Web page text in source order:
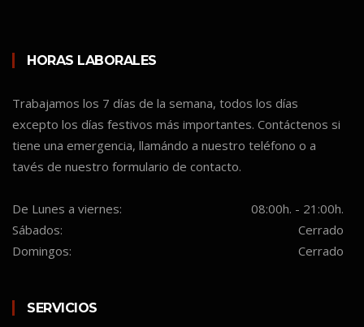
HORAS LABORALES
Trabajamos los 7 días de la semana, todos los días
excepto los días festivos más importantes. Contáctenos si
tiene una emergencia, llamándo a nuestro teléfono o a
tavés de nuestro formulario de contacto.
De Lunes a viernes:
08:00h. - 21:00h.
Sábados:
Cerrado
Domingos:
Cerrado
SERVICIOS